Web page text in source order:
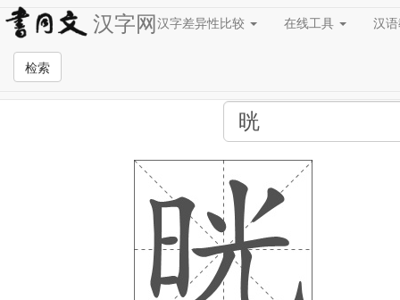
汉字网汉字差异性比较 在线工具 汉
检索
全站检索页面